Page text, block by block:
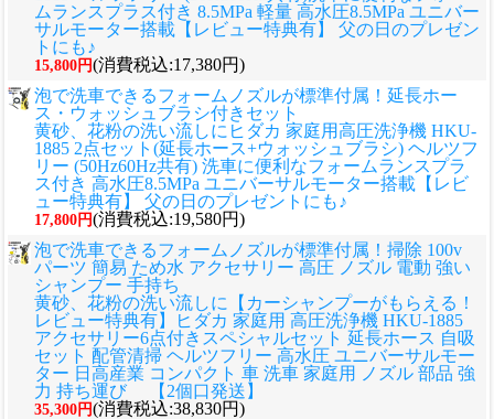
ムランスプラス付き 8.5MPa 軽量 高水圧8.5MPa ユニバー
サルモーター搭載【レビュー特典有】 父の日のプレゼン
トにも♪
15,800円(消費税込:17,380円)
泡で洗車できるフォームノズルが標準付属！延長ホー
ス・ウォッシュブラシ付きセット
黄砂、花粉の洗い流しに ヒダカ 家庭用高圧洗浄機 HKU-
1885 2点セット(延長ホース+ウォッシュブラシ) ヘルツフ
リー (50Hz60Hz共有) 洗車に便利なフォームランスプラ
ス付き 高水圧8.5MPa ユニバーサルモーター搭載【レビ
ュー特典有】 父の日のプレゼントにも♪
17,800円(消費税込:19,580円)
泡で洗車できるフォームノズルが標準付属！掃除 100v
パーツ 簡易 ため水 アクセサリー 高圧 ノズル 電動 強い
シャンプー 手持ち
黄砂、花粉の洗い流しに
【カーシャンプーがもらえる！
レビュー特典有】ヒダカ 家庭用 高圧洗浄機 HKU-1885
アクセサリー6点付きスペシャルセット 延長ホース 自吸
セット 配管清掃 ヘルツフリー 高水圧 ユニバーサルモー
ター 日高産業 コンパクト 車 洗車 家庭用 ノズル 部品 強
力 持ち運び 【2個口発送】
35,300円(消費税込:38,830円)